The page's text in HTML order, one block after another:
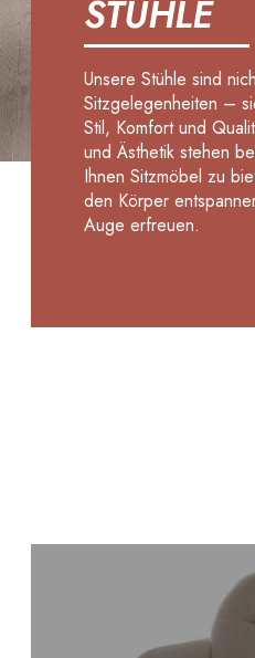
STÜHLE
Unsere Stühle sind
Sitzgelegenheiten –
Stil, Komfort und
und Ästhetik stehen
Ihnen Sitzmöbel zu
den Körper
Auge erfreuen.